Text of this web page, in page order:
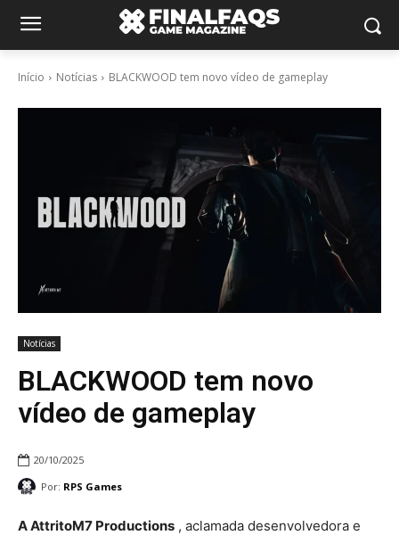
Início Notícias BLACKWOOD tem novo vídeo de gameplay
Notícias
BLACKWOOD tem novo
vídeo de gameplay
20/10/2025
Por: RPS Games
A AttritoM7 Productions , aclamada desenvolvedora e